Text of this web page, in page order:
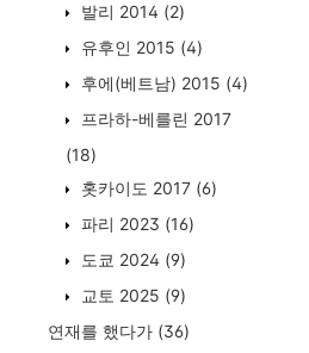
발리 2014 (2)
유후인 2015 (4)
후에(베트남) 2015 (4)
프라하-베를린 2017
(18)
홋카이도 2017 (6)
파리 2023 (16)
도쿄 2024 (9)
교토 2025 (9)
연재를 했다가 (36)